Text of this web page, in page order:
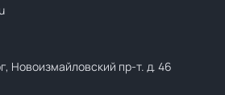
Новоизмайловский пр-т. д. 46